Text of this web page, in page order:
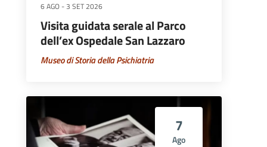
6 AGO -3 SET 2026
Visita guidata serale al Parco
dell’ex Ospedale San Lazzaro
Museo di Storia della Psichiatria
7
Ago